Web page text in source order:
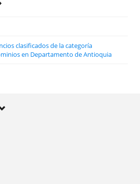
clasificados de la categoría
en Departamento de Antioquia